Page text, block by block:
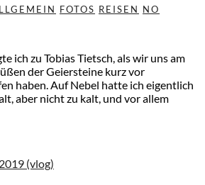
FOTOS REISEN NO
ich zu Tobias Tietsch, als wir uns am
der Geiersteine kurz vor
haben. Auf Nebel hatte ich eigentlich
aber nicht zu kalt, und vor allem